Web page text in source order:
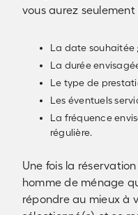
vous aurez
La date souhaitée ;
La durée
Le type de
Les éventuels
La fréquence
régulière.
Une fois la
homme de ménage
répondre au mieux à